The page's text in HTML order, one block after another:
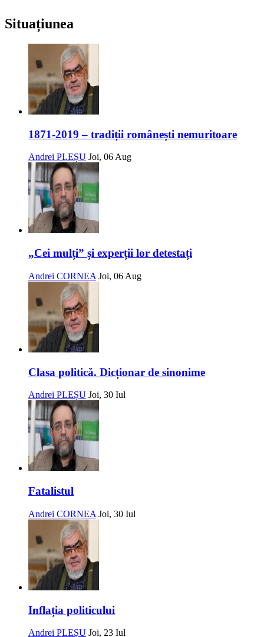
Situațiunea
1871-2019 – tradiții românești nemuritoare
Andrei PLEȘU Joi, 06 Aug
„Cei mulți” și experții lor detestați
Andrei CORNEA Joi, 06 Aug
Clasa politică. Dicționar de sinonime
Andrei PLEȘU Joi, 30 Iul
Fatalistul
Andrei CORNEA Joi, 30 Iul
Inflația politicului
Andrei PLEȘU Joi, 23 Iul